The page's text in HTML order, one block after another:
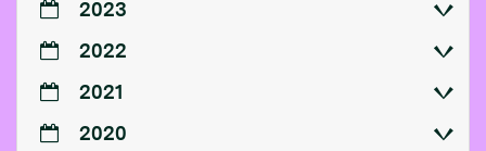
2023
2022
2021
2020